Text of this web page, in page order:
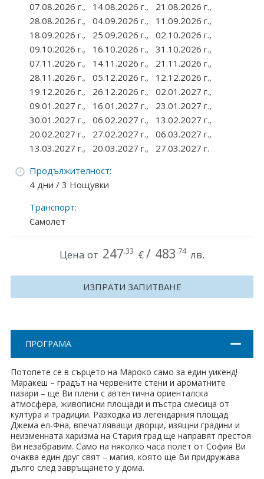
България
Китай
Румъния
Албания
Хърватия
Гърция
Австрия
Унгария
Франция
Швеция
ПРАЗНИЦИ
Празници в България
Предколедни
Нова година
07.08.2026 г., 14.08.2026 г., 21.08.2026 г.,
28.08.2026 г., 04.09.2026 г., 11.09.2026 г.,
18.09.2026 г., 25.09.2026 г., 02.10.2026 г.,
09.10.2026 г., 16.10.2026 г., 31.10.2026 г.,
07.11.2026 г., 14.11.2026 г., 21.11.2026 г.,
28.11.2026 г., 05.12.2026 г., 12.12.2026 г.,
19.12.2026 г., 26.12.2026 г., 02.01.2027 г.,
09.01.2027 г., 16.01.2027 г., 23.01.2027 г.,
30.01.2027 г., 06.02.2027 г., 13.02.2027 г.,
20.02.2027 г., 27.02.2027 г., 06.03.2027 г.,
13.03.2027 г., 20.03.2027 г., 27.03.2027 г.
Продължителност:
4 дни / 3 Нощувки
Транспорт:
Самолет
Цена от 247.33 €/ 483.74 лв.
ИЗПРАТИ ЗАПИТВАНЕ
ПРОГРАМА
Потопете се в сърцето на Мароко само за един уикенд!
Маракеш – градът на червените стени и ароматните
пазари – ще Ви плени с автентична ориенталска
атмосфера, живописни площади и пъстра смесица от
култура и традиции. Разходка из легендарния площад
Джема ел-Фна, впечатляващи дворци, изящни градини и
неизменната харизма на Стария град ще направят престоя
Ви незабравим. Само на няколко часа полет от София Ви
очаква един друг свят – магия, която ще Ви придружава
дълго след завръщането у дома.